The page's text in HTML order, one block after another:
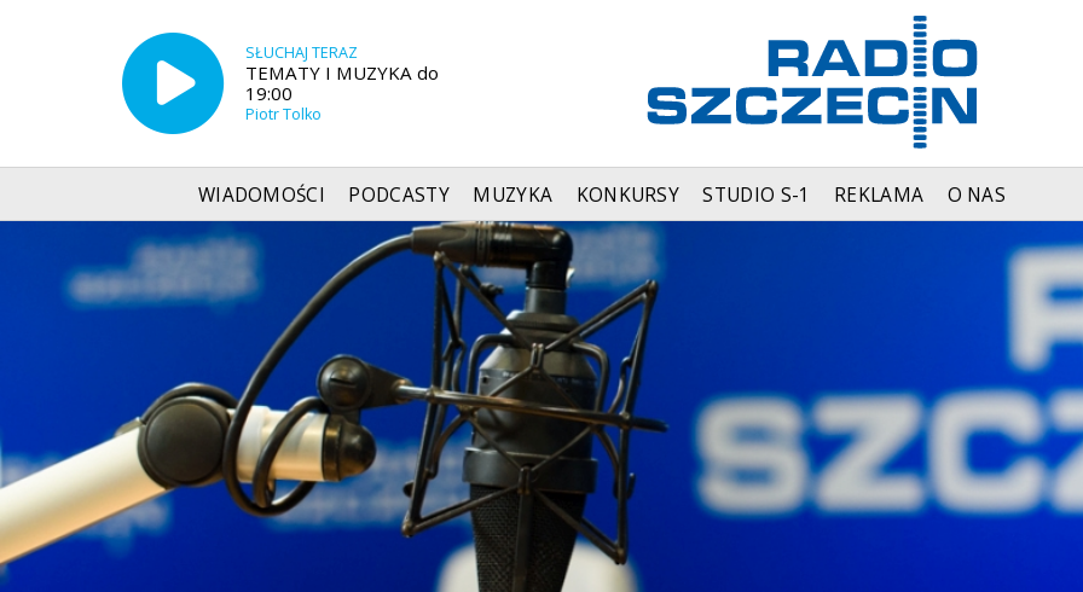
SŁUCHAJ TERAZ
TEMATY I MUZYKA do
19:00
Piotr Tolko
WIADOMOŚCI PODCASTY MUZYKA KONKURSY STUDIO S-1 REKLAMA O NAS